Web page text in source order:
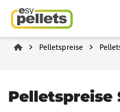
Pelletspreise